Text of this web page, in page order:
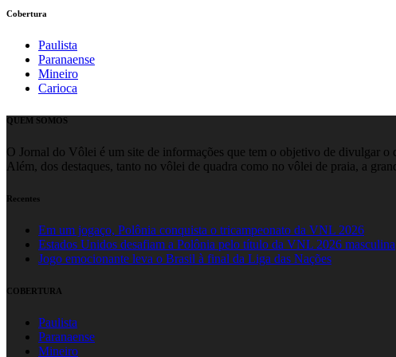
Cobertura
Paulista
Paranaense
Mineiro
Carioca
QUEM SOMOS
O Jornal do Vôlei é um site de informações que tem o objetivo de divulgar
Além, dos destaques, tanto no vôlei de quadra como no vôlei de praia, a
Recentes
Em um jogaço, Polônia conquista o tricampeonato da VNL 2026
Estados Unidos desafiam a Polônia pelo título da VNL 2026 masculina
Jogo emocionante leva o Brasil à final da Liga das Nações
COBERTURA
Paulista
Paranaense
Mineiro